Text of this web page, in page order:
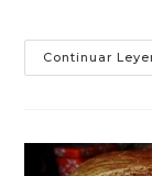
Continuar